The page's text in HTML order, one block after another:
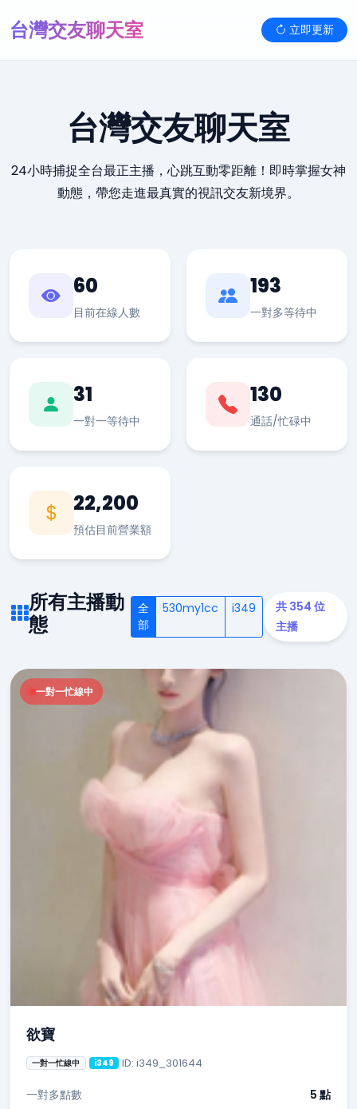
台灣交友聊天室 立即更新
台灣交友聊天室
24小時捕捉全台最正主播，心跳互動零距離！即時掌握女神
動態，帶您走進最真實的視訊交友新境界。
60
目前在線人數
193
一對多等待中
31
一對一等待中
130
通話/忙碌中
22,200
預估目前營業額
所有主播動
態
全
部
530my1cc i349
共 354 位
主播
一對一忙線中
欲寶
一對一忙線中 i349 ID: i349_301644
一對多點數
5 點